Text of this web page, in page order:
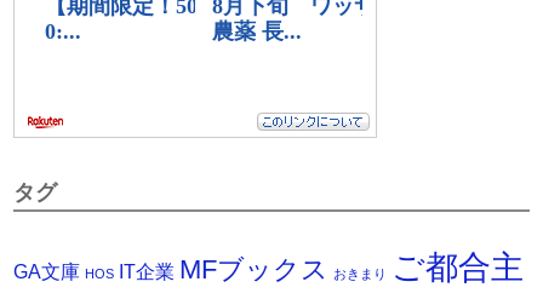
タグ
GA文庫 HOS IT企業 MFブックス おきまり
ご都合主